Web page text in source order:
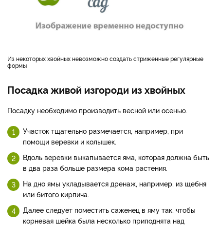
Из некоторых хвойных невозможно создать стриженные регулярные
формы
Посадка живой изгороди из хвойных
Посадку необходимо производить весной или осенью.
Участок тщательно размечается, например, при
помощи веревки и колышек.
Вдоль веревки выкапывается яма, которая должна быть
в два раза больше размера кома растения.
На дно ямы укладывается дренаж, например, из щебня
или битого кирпича.
Далее следует поместить саженец в яму так, чтобы
корневая шейка была несколько приподнята над